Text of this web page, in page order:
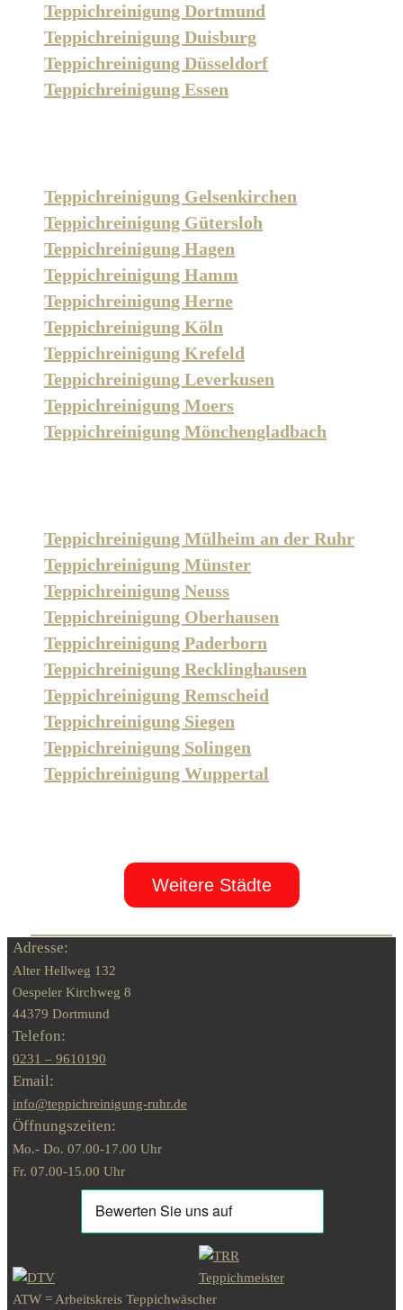
Teppichreinigung Dortmund
Teppichreinigung Duisburg
Teppichreinigung Düsseldorf
Teppichreinigung Essen
Teppichreinigung Gelsenkirchen
Teppichreinigung Gütersloh
Teppichreinigung Hagen
Teppichreinigung Hamm
Teppichreinigung Herne
Teppichreinigung Köln
Teppichreinigung Krefeld
Teppichreinigung Leverkusen
Teppichreinigung Moers
Teppichreinigung Mönchengladbach
Teppichreinigung Mülheim an der Ruhr
Teppichreinigung Münster
Teppichreinigung Neuss
Teppichreinigung Oberhausen
Teppichreinigung Paderborn
Teppichreinigung Recklinghausen
Teppichreinigung Remscheid
Teppichreinigung Siegen
Teppichreinigung Solingen
Teppichreinigung Wuppertal
Weitere Städte
Adresse:
Alter Hellweg 132
Oespeler Kirchweg 8
44379 Dortmund
Telefon:
0231 – 9610190
Email:
info@teppichreinigung-ruhr.de
Öffnungszeiten:
Mo.- Do. 07.00-17.00 Uhr
Fr. 07.00-15.00 Uhr
ATW = Arbeitskreis Teppichwäscher